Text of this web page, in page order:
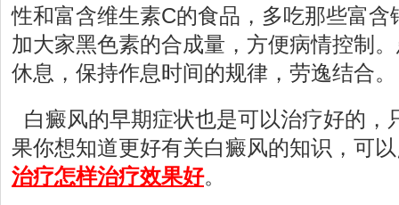
性和富含维生素C的食品，多吃那些富
加大家黑色素的合成量，方便病情控制
休息，保持作息时间的规律，劳逸结合。
白癜风的早期症状也是可以治疗好的，
果你想知道更好有关白癜风的知识，可
治疗怎样治疗效果好。